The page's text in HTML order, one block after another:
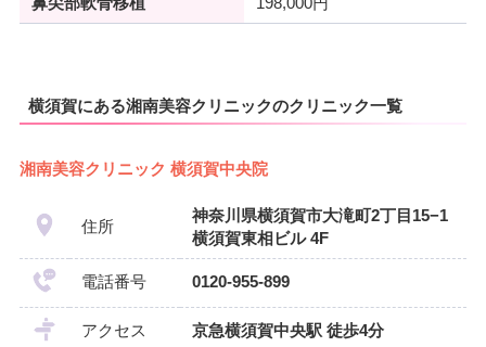
鼻尖部軟骨移植 198,000円
横須賀にある湘南美容クリニックのクリニック一覧
湘南美容クリニック 横須賀中央院
住所
神奈川県横須賀市大滝町2丁目15−1
横須賀東相ビル 4F
電話番号 0120-955-899
アクセス 京急横須賀中央駅 徒歩4分